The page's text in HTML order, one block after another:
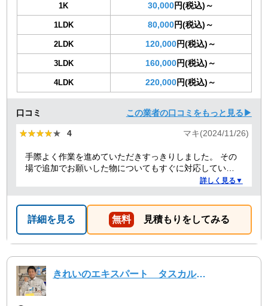
1K 30,000円(税込)～
1LDK 80,000円(税込)～
2LDK 120,000円(税込)～
3LDK 160,000円(税込)～
4LDK 220,000円(税込)～
口コミ この業者の口コミをもっと見る▶
★★★★★
★★★★★ 4 マキ(2024/11/26)
手際よく作業を進めていただきすっきりしました。 その
場で追加でお願いした物についてもすぐに対応していた
だきました。 来てくれた二人のうちの一人が女性だった
詳しく見る▼
詳細を見る 無料 見積もりをしてみる
きれいのエキスパート タスカルハーツ